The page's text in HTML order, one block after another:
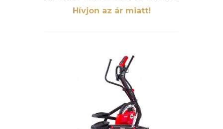
maga által kiválasztott zenét hallgathatja.
A CE800ENT Professzionális edzőtermi
komfortossága valamint a minősége
mind a magas minőséget szimbolizálják.
Hívjon az ár miatt!